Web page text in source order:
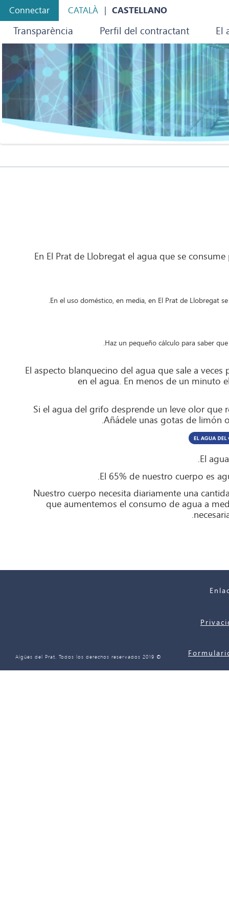
Connectar CASTELLANO
CATALÀ
El
Perfil del contractant
Transparència
En El Prat de Llobregat el agua que se
En el uso doméstico, en media, en El Prat de Llobregat
Haz un pequeño cálculo para saber
El aspecto blanquecino del agua que sale a
en el agua. En menos de un minuto
Si el agua del grifo desprende un leve olor que
Añádele unas gotas de limón
El
El 65% de nuestro cuerpo es
Nuestro cuerpo necesita diariamente una
que aumentemos el consumo de agua a
© 2019 Aigües del Prat. Todos los derechos reservados